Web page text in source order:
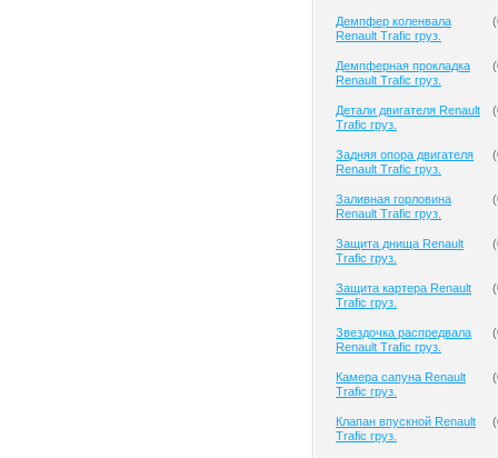
Демпфер коленвала
Renault Trafic груз.
(
Демпферная прокладка
Renault Trafic груз.
(
Детали двигателя Renault
Trafic груз.
(
Задняя опора двигателя
Renault Trafic груз.
(
Заливная горловина
Renault Trafic груз.
(
Защита днища Renault
Trafic груз.
(
Защита картера Renault
Trafic груз.
(
Звездочка распредвала
Renault Trafic груз.
(
Камера сапуна Renault
Trafic груз.
(
Клапан впускной Renault
Trafic груз.
(